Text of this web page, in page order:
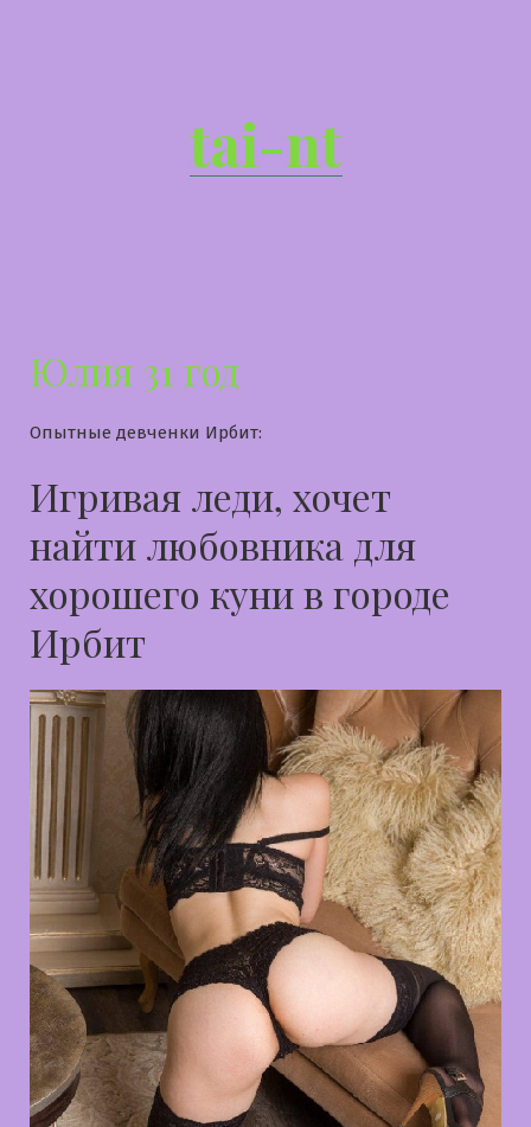
tai-nt
Юлия 31 год
Опытные девченки Ирбит:
Игривая леди, хочет
найти любовника для
хорошего куни в городе
Ирбит